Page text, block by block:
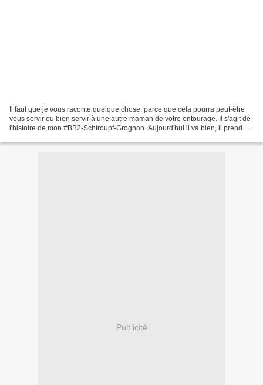
Il faut que je vous raconte quelque chose, parce que cela pourra peut-être
vous servir ou bien servir à une autre maman de votre entourage. Il s'agit de
l'histoire de mon #BB2-Schtroupf-Grognon. Aujourd'hui il va bien, il prend un
Publicité